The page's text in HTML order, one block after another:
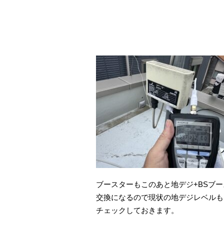
ブースターもこのあと地デジ+BSブ
交換になるので現状の地デジレベルも
チェックしておきます。